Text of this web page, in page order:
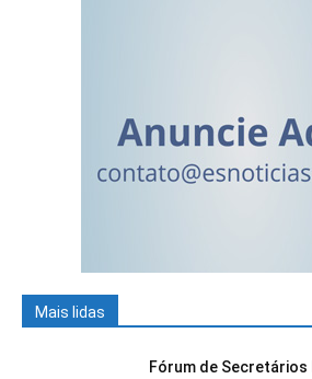
Mais lidas
Fórum de Secretários